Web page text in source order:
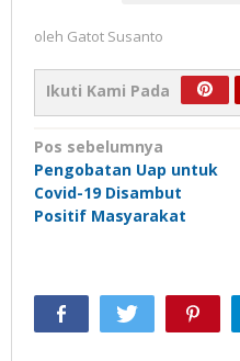
oleh Gatot Susanto
Ikuti Kami Pada
Navigasi
pos
Pos sebelumnya
Pengobatan Uap untuk
Covid-19 Disambut
Positif Masyarakat